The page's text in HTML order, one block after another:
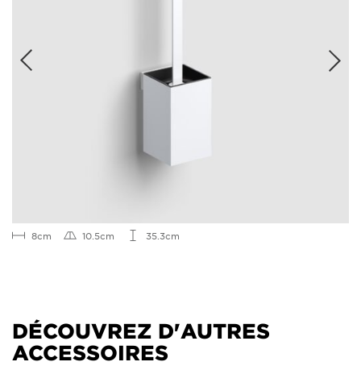
8cm 10.5cm 35.3cm
DÉCOUVREZ D'AUTRES
ACCESSOIRES